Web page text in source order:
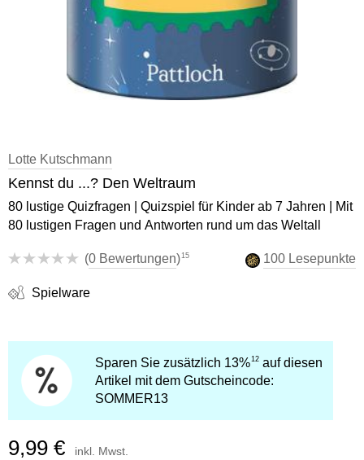
Science Fiction
Fremdsprachige Bücher
Taschenbücher
24,00 €
Freida McFadden
eBook epub
16,99 €
Hörbuch Downloads im Bundle
Memories of Heidelberg
Heinz Strunk
39,99 €
Tagesabreißkalender 2027 -
Praktische Tipps für 2027
Ulrich Thimm
Kalender
15,99 €
Vergissmeinnicht
Sonstiger Artikel
12,95 €
Statt 15,74 €
Lotte Kutschmann
Kennst du ...? Den Weltraum
80 lustige Quizfragen | Quizspiel für Kinder ab 7 Jahren | Mit
80 lustigen Fragen und Antworten rund um das Weltall
(0 Bewertungen) 15 100 Lesepunkte
Spielware
Sparen Sie zusätzlich 13%12 auf diesen
Artikel mit dem Gutscheincode:
SOMMER13
9,99 € inkl. Mwst.